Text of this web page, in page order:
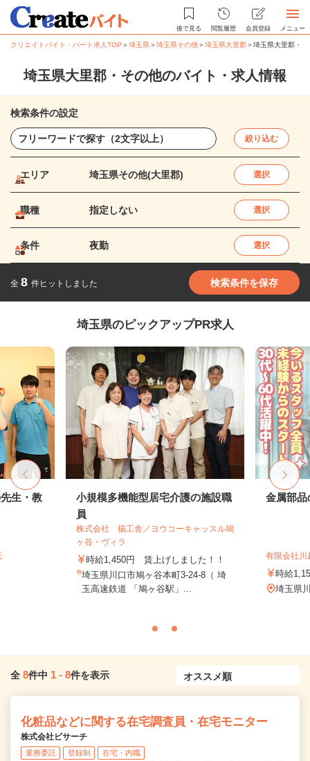
後で見る 閲覧履歴 会員登録 メニュー
クリエイトバイト・パート求人TOP ＞埼玉県＞埼玉県その他＞埼玉県大里郡＞埼玉県大里郡・
埼玉県大里郡・その他のバイト・求人情報
検索条件の設定
絞り込む
エリア 埼玉県その他(大里郡) 選択
職種 指定しない 選択
条件 夜勤 選択
全 8 件ヒットしました 検索条件を保存
埼玉県のピックアップPR求人
生・教
小規模多機能型居宅介護の施設職
員
株式会社 揚工舎／ヨウコーキャッスル鳩
ヶ谷・ヴィラ
時給1,450円 賃上げしました！！
埼玉県川口市鳩ヶ谷本町3-24-8（ 埼
玉高速鉄道 「鳩ヶ谷駅」...
金属部品
有限会社川
時給
埼玉県
全 8件中 1 - 8件を表示
化粧品などに関する在宅調査員・在宅モニター
株式会社ビサーチ
業務委託 登録制 在宅・内職